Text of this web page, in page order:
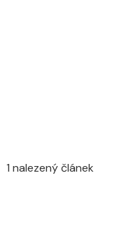
1 nalezený článek